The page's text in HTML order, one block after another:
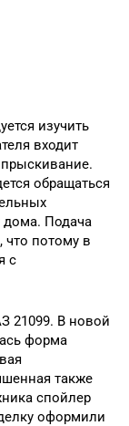
изучить
входит
обращаться
дома. Подача
что потому в
с
21099. В новой
форма
также
спойлер
оформили